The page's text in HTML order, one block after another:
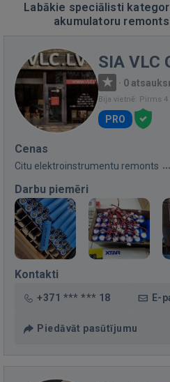
Labākie speciālisti
akumulatoru
SIA VLC
· 0
Bija vietnē: Pirms 4
PRO
Cenas
Citu elektroinstrumentu remonts
Darbu piemēri
Kontakti
+371 *** *** 18 E-
Piedāvāt pasūtījumu